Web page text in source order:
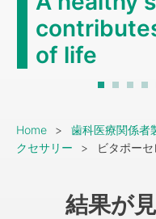
of life
Breadcrumb
Home 歯科医療関係者
クセサリー
ビタポー
結果が